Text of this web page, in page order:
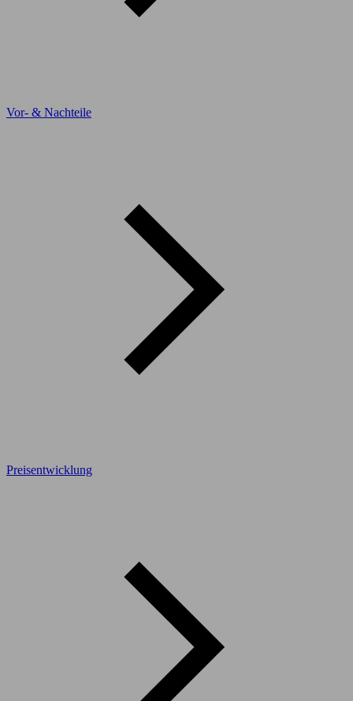
Vor- & Nachteile
Preisentwicklung